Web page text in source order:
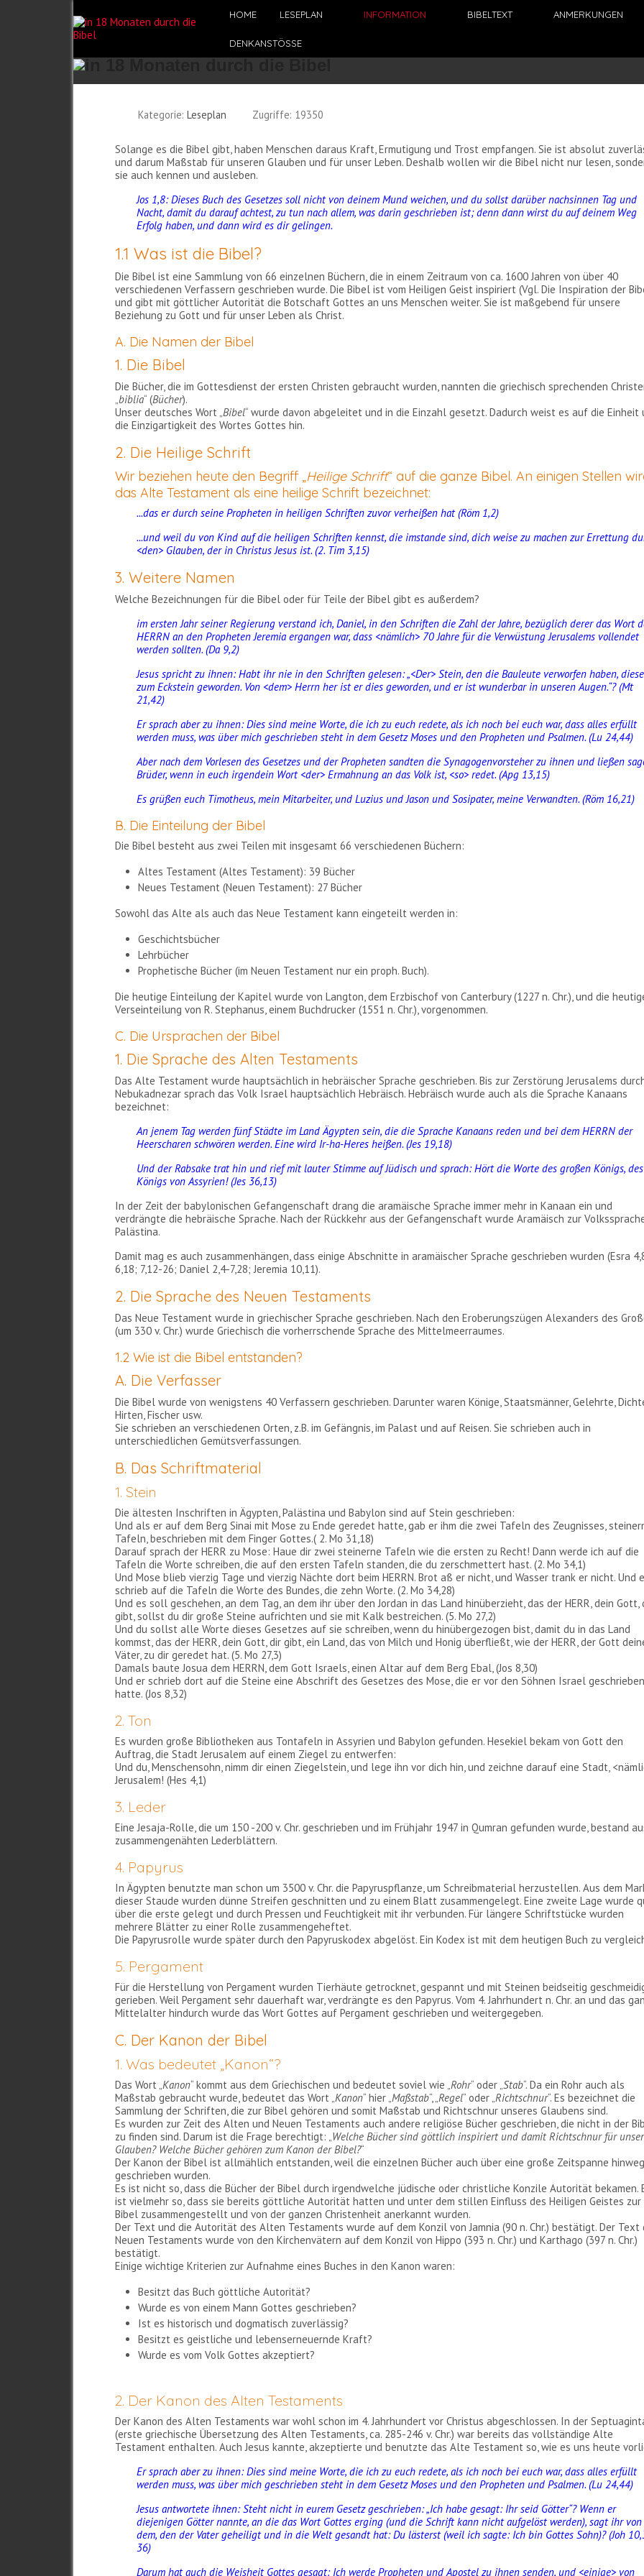
HOME LESEPLAN INFORMATION BIBELTEXT ANMERKUNGEN
DENKANSTÖSSE
Kategorie:Leseplan Zugriffe: 19350
Solange es die Bibel gibt, haben Menschen daraus Kraft, Ermutigung und Trost empfangen. Sie ist absolut
und darum Maßstab für unseren Glauben und für unser Leben. Deshalb wollen wir die Bibel nicht nur lesen,
sie auch kennen und ausleben.
Jos 1,8: Dieses Buch des Gesetzes soll nicht von deinem Mund weichen, und du sollst darüber nachsinnen Tag und
Nacht, damit du darauf achtest, zu tun nach allem, was darin geschrieben ist; denn dann wirst du auf deinem Weg
Erfolg haben, und dann wird es dir gelingen.
1.1 Was ist die Bibel?
Die Bibel ist eine Sammlung von 66 einzelnen Büchern, die in einem Zeitraum von ca. 1600 Jahren von über 40
verschiedenen Verfassern geschrieben wurde. Die Bibel ist vom Heiligen Geist inspiriert (Vgl. Die Inspiration der
und gibt mit göttlicher Autorität die Botschaft Gottes an uns Menschen weiter. Sie ist maßgebend für unsere
Beziehung zu Gott und für unser Leben als Christ.
A. Die Namen der Bibel
1. Die Bibel
Die Bücher, die im Gottesdienst der ersten Christen gebraucht wurden, nannten die griechisch sprechenden
„biblia“ (Bücher).
Unser deutsches Wort „Bibel“ wurde davon abgeleitet und in die Einzahl gesetzt. Dadurch weist es auf die Einheit
die Einzigartigkeit des Wortes Gottes hin.
2. Die Heilige Schrift
Wir beziehen heute den Begriff „Heilige Schrift“ auf die ganze Bibel. An einigen Stellen
das Alte Testament als eine heilige Schrift bezeichnet:
...das er durch seine Propheten in heiligen Schriften zuvor verheißen hat (Röm 1,2)
...und weil du von Kind auf die heiligen Schriften kennst, die imstande sind, dich weise zu machen zur Errettung
<den> Glauben, der in Christus Jesus ist. (2. Tim 3,15)
3. Weitere Namen
Welche Bezeichnungen für die Bibel oder für Teile der Bibel gibt es außerdem?
im ersten Jahr seiner Regierung verstand ich, Daniel, in den Schriften die Zahl der Jahre, bezüglich derer das Wort
HERRN an den Propheten Jeremia ergangen war, dass <nämlich> 70 Jahre für die Verwüstung Jerusalems vollendet
werden sollten. (Da 9,2)
Jesus spricht zu ihnen: Habt ihr nie in den Schriften gelesen: „<Der> Stein, den die Bauleute verworfen haben,
zum Eckstein geworden. Von <dem> Herrn her ist er dies geworden, und er ist wunderbar in unseren Augen.“? (Mt
21,42)
Er sprach aber zu ihnen: Dies sind meine Worte, die ich zu euch redete, als ich noch bei euch war, dass alles erfüllt
werden muss, was über mich geschrieben steht in dem Gesetz Moses und den Propheten und Psalmen. (Lu 24,44)
Aber nach dem Vorlesen des Gesetzes und der Propheten sandten die Synagogenvorsteher zu ihnen und ließen
Brüder, wenn in euch irgendein Wort <der> Ermahnung an das Volk ist, <so> redet. (Apg 13,15)
Es grüßen euch Timotheus, mein Mitarbeiter, und Luzius und Jason und Sosipater, meine Verwandten. (Röm 16,21)
B. Die Einteilung der Bibel
Die Bibel besteht aus zwei Teilen mit insgesamt 66 verschiedenen Büchern:
Altes Testament (Altes Testament): 39 Bücher
Neues Testament (Neuen Testament): 27 Bücher
Sowohl das Alte als auch das Neue Testament kann eingeteilt werden in:
Geschichtsbücher
Lehrbücher
Prophetische Bücher (im Neuen Testament nur ein proph. Buch).
Die heutige Einteilung der Kapitel wurde von Langton, dem Erzbischof von Canterbury (1227 n. Chr.), und die
Verseinteilung von R. Stephanus, einem Buchdrucker (1551 n. Chr.), vorgenommen.
C. Die Ursprachen der Bibel
1. Die Sprache des Alten Testaments
Das Alte Testament wurde hauptsächlich in hebräischer Sprache geschrieben. Bis zur Zerstörung Jerusalems
Nebukadnezar sprach das Volk Israel hauptsächlich Hebräisch. Hebräisch wurde auch als die Sprache Kanaans
bezeichnet:
An jenem Tag werden fünf Städte im Land Ägypten sein, die die Sprache Kanaans reden und bei dem HERRN der
Heerscharen schwören werden. Eine wird Ir-ha-Heres heißen. (Jes 19,18)
Und der Rabsake trat hin und rief mit lauter Stimme auf Jüdisch und sprach: Hört die Worte des großen Königs, des
Königs von Assyrien! (Jes 36,13)
In der Zeit der babylonischen Gefangenschaft drang die aramäische Sprache immer mehr in Kanaan ein und
verdrängte die hebräische Sprache. Nach der Rückkehr aus der Gefangenschaft wurde Aramäisch zur
Palästina.
Damit mag es auch zusammenhängen, dass einige Abschnitte in aramäischer Sprache geschrieben wurden (Esra
6,18; 7,12-26; Daniel 2,4-7,28; Jeremia 10,11).
2. Die Sprache des Neuen Testaments
Das Neue Testament wurde in griechischer Sprache geschrieben. Nach den Eroberungszügen Alexanders des
(um 330 v. Chr.) wurde Griechisch die vorherrschende Sprache des Mittelmeerraumes.
1.2 Wie ist die Bibel entstanden?
A. Die Verfasser
Die Bibel wurde von wenigstens 40 Verfassern geschrieben. Darunter waren Könige, Staatsmänner, Gelehrte,
Hirten, Fischer usw.
Sie schrieben an verschiedenen Orten, z.B. im Gefängnis, im Palast und auf Reisen. Sie schrieben auch in
unterschiedlichen Gemütsverfassungen.
B. Das Schriftmaterial
1. Stein
Die ältesten Inschriften in Ägypten, Palästina und Babylon sind auf Stein geschrieben:
Und als er auf dem Berg Sinai mit Mose zu Ende geredet hatte, gab er ihm die zwei Tafeln des Zeugnisses,
Tafeln, beschrieben mit dem Finger Gottes.( 2. Mo 31,18)
Darauf sprach der HERR zu Mose: Haue dir zwei steinerne Tafeln wie die ersten zu Recht! Dann werde ich auf die
Tafeln die Worte schreiben, die auf den ersten Tafeln standen, die du zerschmettert hast. (2. Mo 34,1)
Und Mose blieb vierzig Tage und vierzig Nächte dort beim HERRN. Brot aß er nicht, und Wasser trank er nicht. Und
schrieb auf die Tafeln die Worte des Bundes, die zehn Worte. (2. Mo 34,28)
Und es soll geschehen, an dem Tag, an dem ihr über den Jordan in das Land hinüberzieht, das der HERR, dein Gott,
gibt, sollst du dir große Steine aufrichten und sie mit Kalk bestreichen. (5. Mo 27,2)
Und du sollst alle Worte dieses Gesetzes auf sie schreiben, wenn du hinübergezogen bist, damit du in das Land
kommst, das der HERR, dein Gott, dir gibt, ein Land, das von Milch und Honig überfließt, wie der HERR, der Gott
Väter, zu dir geredet hat. (5. Mo 27,3)
Damals baute Josua dem HERRN, dem Gott Israels, einen Altar auf dem Berg Ebal, (Jos 8,30)
Und er schrieb dort auf die Steine eine Abschrift des Gesetzes des Mose, die er vor den Söhnen Israel geschrieben
hatte. (Jos 8,32)
2. Ton
Es wurden große Bibliotheken aus Tontafeln in Assyrien und Babylon gefunden. Hesekiel bekam von Gott den
Auftrag, die Stadt Jerusalem auf einem Ziegel zu entwerfen:
Und du, Menschensohn, nimm dir einen Ziegelstein, und lege ihn vor dich hin, und zeichne darauf eine Stadt,
Jerusalem! (Hes 4,1)
3. Leder
Eine Jesaja-Rolle, die um 150 -200 v. Chr. geschrieben und im Frühjahr 1947 in Qumran gefunden wurde, bestand
zusammengenähten Lederblättern.
4. Papyrus
In Ägypten benutzte man schon um 3500 v. Chr. die Papyruspflanze, um Schreibmaterial herzustellen. Aus dem
dieser Staude wurden dünne Streifen geschnitten und zu einem Blatt zusammengelegt. Eine zweite Lage wurde
über die erste gelegt und durch Pressen und Feuchtigkeit mit ihr verbunden. Für längere Schriftstücke wurden
mehrere Blätter zu einer Rolle zusammengeheftet.
Die Papyrusrolle wurde später durch den Papyruskodex abgelöst. Ein Kodex ist mit dem heutigen Buch zu
5. Pergament
Für die Herstellung von Pergament wurden Tierhäute getrocknet, gespannt und mit Steinen beidseitig
gerieben. Weil Pergament sehr dauerhaft war, verdrängte es den Papyrus. Vom 4. Jahrhundert n. Chr. an und das
Mittelalter hindurch wurde das Wort Gottes auf Pergament geschrieben und weitergegeben.
C. Der Kanon der Bibel
1. Was bedeutet „Kanon“?
Das Wort „Kanon“ kommt aus dem Griechischen und bedeutet soviel wie „Rohr“ oder „Stab“. Da ein Rohr auch als
Maßstab gebraucht wurde, bedeutet das Wort „Kanon“ hier „Maßstab“, „Regel“ oder „Richtschnur“. Es bezeichnet die
Sammlung der Schriften, die zur Bibel gehören und somit Maßstab und Richtschnur unseres Glaubens sind.
Es wurden zur Zeit des Alten und Neuen Testaments auch andere religiöse Bücher geschrieben, die nicht in der
zu finden sind. Darum ist die Frage berechtigt: „Welche Bücher sind göttlich inspiriert und damit Richtschnur für
Glauben? Welche Bücher gehören zum Kanon der Bibel?“
Der Kanon der Bibel ist allmählich entstanden, weil die einzelnen Bücher auch über eine große Zeitspanne hinweg
geschrieben wurden.
Es ist nicht so, dass die Bücher der Bibel durch irgendwelche jüdische oder christliche Konzile Autorität bekamen.
ist vielmehr so, dass sie bereits göttliche Autorität hatten und unter dem stillen Einfluss des Heiligen Geistes zur
Bibel zusammengestellt und von der ganzen Christenheit anerkannt wurden.
Der Text und die Autorität des Alten Testaments wurde auf dem Konzil von Jamnia (90 n. Chr.) bestätigt. Der Text
Neuen Testaments wurde von den Kirchenvätern auf dem Konzil von Hippo (393 n. Chr.) und Karthago (397 n. Chr.)
bestätigt.
Einige wichtige Kriterien zur Aufnahme eines Buches in den Kanon waren:
Besitzt das Buch göttliche Autorität?
Wurde es von einem Mann Gottes geschrieben?
Ist es historisch und dogmatisch zuverlässig?
Besitzt es geistliche und lebenserneuernde Kraft?
Wurde es vom Volk Gottes akzeptiert?
2. Der Kanon des Alten Testaments
Der Kanon des Alten Testaments war wohl schon im 4. Jahrhundert vor Christus abgeschlossen. In der
(erste griechische Übersetzung des Alten Testaments, ca. 285-246 v. Chr.) war bereits das vollständige Alte
Testament enthalten. Auch Jesus kannte, akzeptierte und benutzte das Alte Testament so, wie es uns heute
Er sprach aber zu ihnen: Dies sind meine Worte, die ich zu euch redete, als ich noch bei euch war, dass alles erfüllt
werden muss, was über mich geschrieben steht in dem Gesetz Moses und den Propheten und Psalmen. (Lu 24,44)
Jesus antwortete ihnen: Steht nicht in eurem Gesetz geschrieben: „Ich habe gesagt: Ihr seid Götter“? Wenn er
diejenigen Götter nannte, an die das Wort Gottes erging (und die Schrift kann nicht aufgelöst werden), sagt ihr von
dem, den der Vater geheiligt und in die Welt gesandt hat: Du lästerst (weil ich sagte: Ich bin Gottes Sohn)? (Joh
36)
Darum hat auch die Weisheit Gottes gesagt: Ich werde Propheten und Apostel zu ihnen senden, und <einige> von